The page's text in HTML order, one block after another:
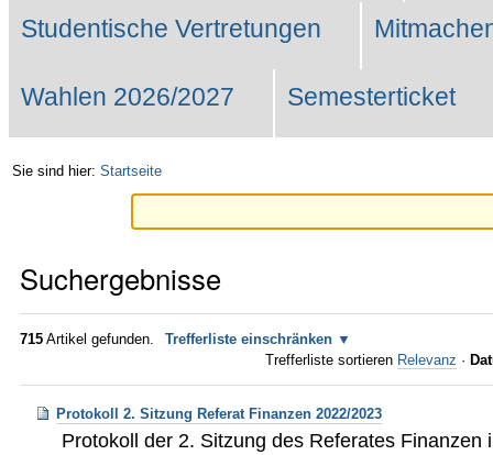
Studentische Vertretungen
Wahlen 2026/2027 Semesterticket
Sie sind hier: Startseite
Suchergebnisse
715 Artikel gefunden.
Trefferliste einschränken
Trefferliste sortieren Relevanz ·
Protokoll 2. Sitzung Referat Finanzen 2022/2023
Protokoll der 2. Sitzung des Referates Finanzen